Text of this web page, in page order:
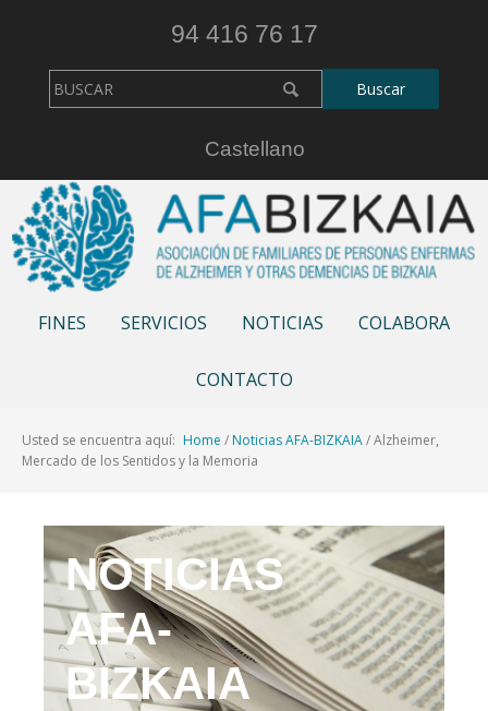
94 416 76 17
Castellano
FINES SERVICIOS NOTICIAS COLABORA
CONTACTO
Usted se encuentra aquí: Home / Noticias AFA-BIZKAIA/Alzheimer,
Mercado de los Sentidos y la Memoria
NOTICIAS
AFA-
BIZKAIA